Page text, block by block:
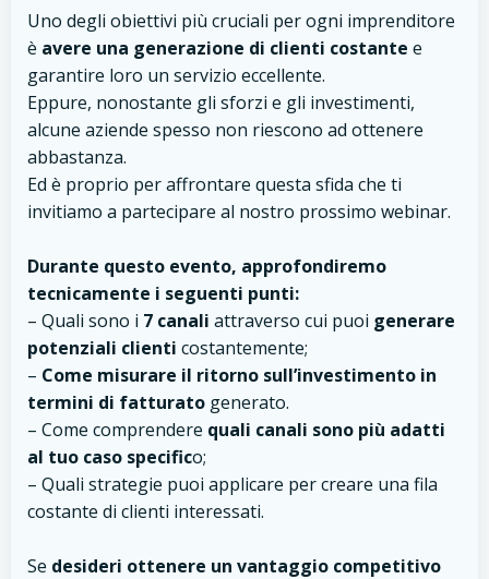
Uno degli obiettivi più cruciali per ogni imprenditore
è avere una generazione di clienti costante e
garantire loro un servizio eccellente.
Eppure, nonostante gli sforzi e gli investimenti,
alcune aziende spesso non riescono ad ottenere
abbastanza.
Ed è proprio per affrontare questa sfida che ti
invitiamo a partecipare al nostro prossimo webinar.
Durante questo evento, approfondiremo
tecnicamente i seguenti punti:
– Quali sono i 7 canali attraverso cui puoi generare
potenziali clienti costantemente;
– Come misurare il ritorno sull’investimento in
termini di fatturato generato.
– Come comprendere quali canali sono più adatti
al tuo caso specifico;
– Quali strategie puoi applicare per creare una fila
costante di clienti interessati.
Se desideri ottenere un vantaggio competitivo